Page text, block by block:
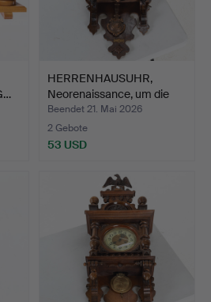
HERRENHAUSUHR,
Neorenaissance, um die
Jahr…
Beendet 21. Mai 2026
2 Gebote
53 USD